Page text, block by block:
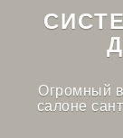
Огромный
салоне